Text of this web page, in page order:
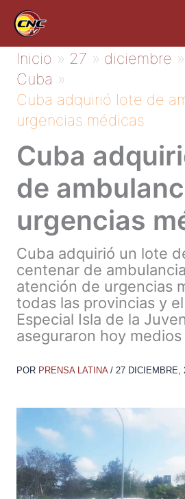
contenido
Inicio 27 diciembre
Cuba
Cuba adquirió lote de
urgencias médicas
Cuba
de
urgencias
Cuba adquirió un lote
centenar de
atención de urgencias
todas las provincias y
Especial Isla de la
aseguraron hoy
POR PRENSA LATINA / 27 DICIEMBRE,